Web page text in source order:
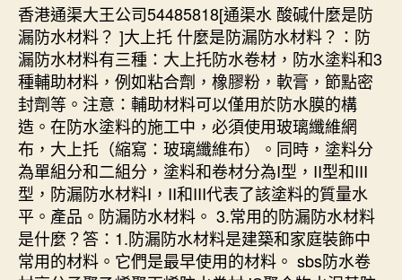
香港通渠大王公司54485818[通渠水 酸碱什麼是防
漏防水材料？ ]大上托 什麼是防漏防水材料？：防
漏防水材料有三種：大上托防水卷材，防水塗料和3
種輔助材料，例如粘合劑，橡膠粉，軟膏，節點密
封劑等。注意：輔助材料可以僅用於防水膜的構
造。在防水塗料的施工中，必須使用玻璃纖維網
布，大上托（縮寫：玻璃纖維布）。同時，塗料分
為單組分和二組分，塗料和卷材分為I型，II型和III
型，防漏防水材料I，II和III代表了該塗料的質量水
平。產品。防漏防水材料。 3.常用的防漏防水材料
是什麼？答：1.防漏防水材料是建築和家庭裝飾中
常用的材料。它們是最早使用的材料。 sbs防水卷